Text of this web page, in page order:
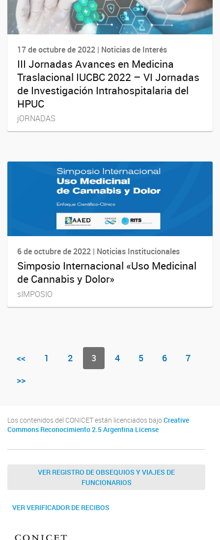
17 de octubre de 2022 | Noticias de Interés
III Jornadas Avances en Medicina
Traslacional IUCBC 2022 – VI Jornadas
de Investigación Intrahospitalaria del
HPUC
jORNADAS
6 de octubre de 2022 | Noticias Institucionales
Simposio Internacional «Uso Medicinal
de Cannabis y Dolor»
sIMPOSIO
<< 1 2 3 4 5 6
7
>>
Los contenidos del CONICET están licenciados bajo Creative
Commons Reconocimiento 2.5 Argentina License
VER REGISTRO DE OBSEQUIOS Y VIAJES DE
FUNCIONARIOS
VER VERIFICADOR DE RECIBOS